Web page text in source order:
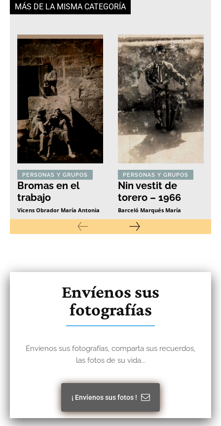
MÁS DE LA MISMA CATEGORÍA
PERSONAS Y GRUPOS
Bromas en el
trabajo
Vicens Obrador María Antonia
PERSONAS Y GRUPOS
Nin vestit de
torero – 1966
Barceló Marqués María
Envíenos sus
fotografías
Envíenos sus fotografías, comparta sus recuerdos,
las fotos de su vida...
¡ Envíenos sus fotos !